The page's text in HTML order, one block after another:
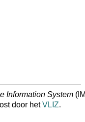
Information System
door hetVLIZ.